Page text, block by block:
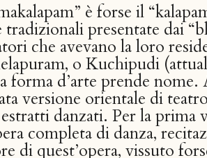
è forse il
tradizionali presentate dai
che avevano la loro
o Kuchipudi
forma d’arte prende
versione orientale di
danzati. Per la prima
completa di danza,
di quest’opera, vissuto